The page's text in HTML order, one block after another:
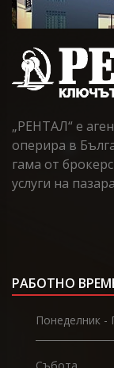
„РЕНТАЛ“ е
оперира в
гама от
услуги на
РАБОТНО
Понеделник -